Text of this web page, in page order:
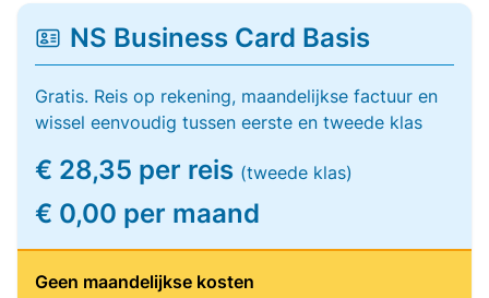
NS Business Card Basis
Gratis. Reis op rekening, maandelijkse factuur en
wissel eenvoudig tussen eerste en tweede klas
€ 28,35 per reis (tweede klas)
€ 0,00 per maand
Geen maandelijkse kosten